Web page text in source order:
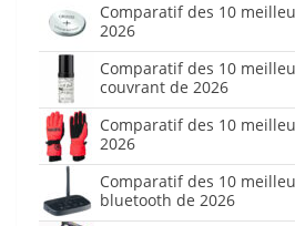
Comparatif des 10
2026
Comparatif des 10
couvrant de 2026
Comparatif des 10
2026
Comparatif des 10
bluetooth de 2026